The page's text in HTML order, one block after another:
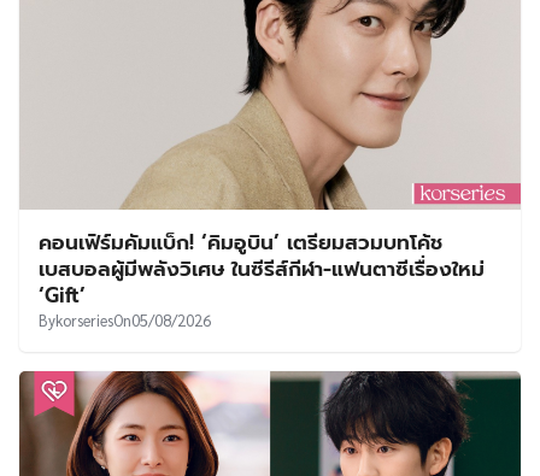
คอนเฟิร์มคัมแบ็ก! ‘คิมอูบิน’ เตรียมสวมบทโค้ช
เบสบอลผู้มีพลังวิเศษ ในซีรีส์กีฬา-แฟนตาซีเรื่องใหม่
‘Gift’
BykorseriesOn05/08/2026